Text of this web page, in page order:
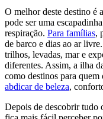
O melhor deste destino é
pode ser uma
respiração. Para famílias,
de barco e dias ao ar
trilhos, levadas, mar e
diferentes. Assim, a ilha
como destinos para
abdicar de beleza,
Depois de descobrir tudo